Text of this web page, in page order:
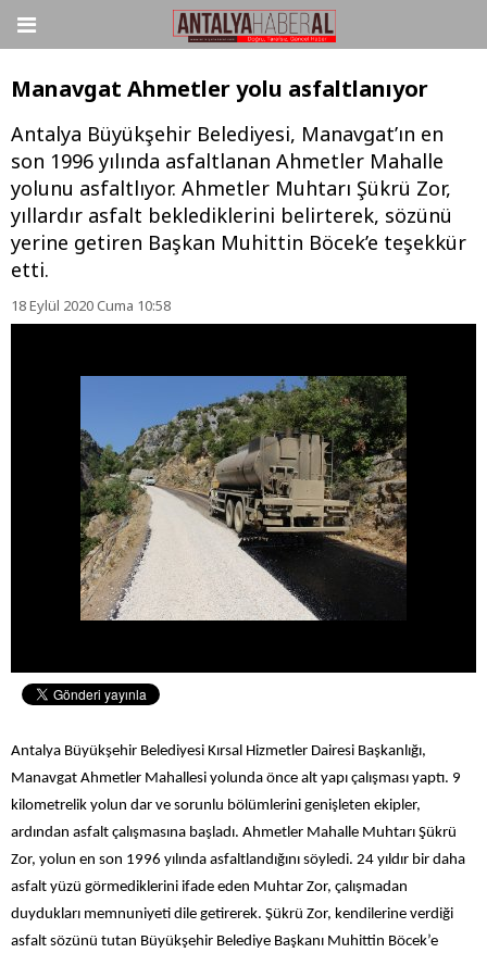
Manavgat Ahmetler yolu asfaltlanıyor
Antalya Büyükşehir Belediyesi, Manavgat’ın en
son 1996 yılında asfaltlanan Ahmetler Mahalle
yolunu asfaltlıyor. Ahmetler Muhtarı Şükrü Zor,
yıllardır asfalt beklediklerini belirterek, sözünü
yerine getiren Başkan Muhittin Böcek’e teşekkür
etti.
18 Eylül 2020 Cuma 10:58
Antalya Büyükşehir Belediyesi Kırsal Hizmetler Dairesi Başkanlığı,
Manavgat Ahmetler Mahallesi yolunda önce alt yapı çalışması yaptı. 9
kilometrelik yolun dar ve sorunlu bölümlerini genişleten ekipler,
ardından asfalt çalışmasına başladı. Ahmetler Mahalle Muhtarı Şükrü
Zor, yolun en son 1996 yılında asfaltlandığını söyledi. 24 yıldır bir daha
asfalt yüzü görmediklerini ifade eden Muhtar Zor, çalışmadan
duydukları memnuniyeti dile getirerek. Şükrü Zor, kendilerine verdiği
asfalt sözünü tutan Büyükşehir Belediye Başkanı Muhittin Böcek’e